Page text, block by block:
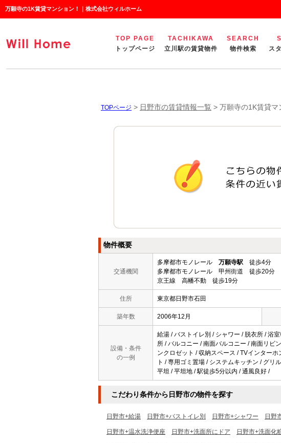
万願寺の1K賃貸マンション！｜株式会社ウィルホーム
TOP PAGE
トップページ
TACHIKAWA
立川駅の賃貸物件
SEARCH
物件検索
ス
TOPページ > 日野市の賃貸情報一覧 > 万願寺の1K賃貸マ
物件概要
交通機関
多摩都市モノレール 万願寺駅 徒歩4分
多摩都市モノレール 甲州街道 徒歩20分
京王線 高幡不動 徒歩19分
住所 東京都日野市石田
築年数 2006年12月
設備・条件
の一例
給湯 / バストイレ別 / シャワー / 脱衣所 / 浴
所 / バルコニー / 南面バルコニー / 南面リビ
ンクロゼット / 収納スペース / TVインター
ト / 専用ゴミ置場 / システムキッチン / グリ
平坦 / 平坦地 / 駅徒歩5分以内 / 通風良好 /
こだわり条件から日野市の物件を探す
日野市+給湯 日野市+バストイレ別 日野市+シャワー 日野
日野市+温水洗浄便座 日野市+洗面所にドア 日野市+洗面化